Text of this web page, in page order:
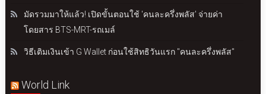
มัดรวมมาให้แล้ว! เปิดขั้นตอนใช้ 'คนละครึ่งพลัส' จ่ายค่า
โดยสาร BTS-MRT-รถเมล์
วิธีเติมเงินเข้า G Wallet ก่อนใช้สิทธิวันแรก "คนละครึ่งพลัส"
World Link